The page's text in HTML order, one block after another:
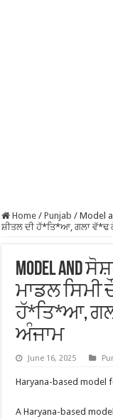
Home / Punjab / Model
ਸ਼ੀਤਲ ਦੀ ਹੱ*ਤਿ*ਆ, ਗਲਾ ਵੱ*ਢ
Model and
ਮਾਡਲ ਸਿਮੀ
ਹੱ*ਤਿ*ਆ,
ਅੰਜਾਮ
June 16, 2025
Haryana-based model
A Haryana-based